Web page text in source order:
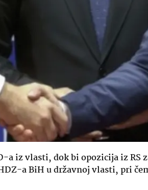
a iz vlasti, dok bi opozicija iz
a BiH u državnoj vlasti, pri